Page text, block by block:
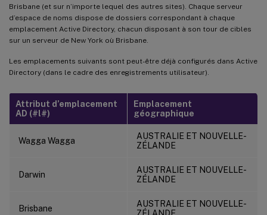
Brisbane (et sur n’importe lequel des autres sites). Chaque serveur
d’espace de noms dispose de dossiers correspondant à chaque
emplacement Active Directory, chacun disposant à son tour de cibles
sur un serveur de New York où Brisbane.
Les emplacements suivants sont peut-être déjà configurés dans Active
Directory (dans le cadre des enregistrements utilisateur).
Attribut d’emplacement
AD (#l#)
Emplacement
géographique
Wagga Wagga
AUSTRALIE ET NOUVELLE-
ZÉLANDE
Darwin
AUSTRALIE ET NOUVELLE-
ZÉLANDE
Brisbane
AUSTRALIE ET NOUVELLE-
ZÉLANDE